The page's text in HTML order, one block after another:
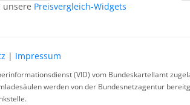
unsere Preisvergleich-Widgets
| Impressum
(VID) vom Bundeskartellamt
werden von der Bundesnetzagentur